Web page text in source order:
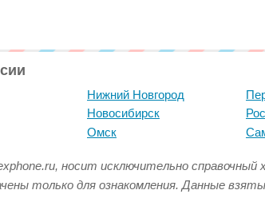
Нижний Новгород
Новосибирск
Омск
носит исключительно
только для ознакомления. Данные